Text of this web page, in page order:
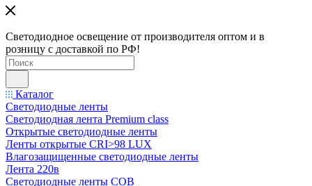
Светодиодное освещение от производителя оптом и в
розницу с доставкой по РФ!
Каталог
Светодиодные ленты
Светодиодная лента Premium class
Открытые светодиодные ленты
Ленты открытые CRI>98 LUX
Влагозащищенные светодиодные ленты
Лента 220в
Светодиодные ленты COB